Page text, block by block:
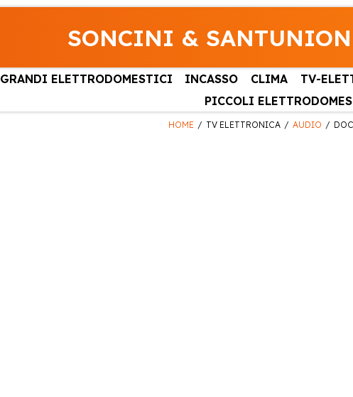
SONCINI &
GRANDI ELETTRODOMESTICI INCASSO CLIMA TV-
PICCOLI
HOME TV ELETTRONICA AUDIO